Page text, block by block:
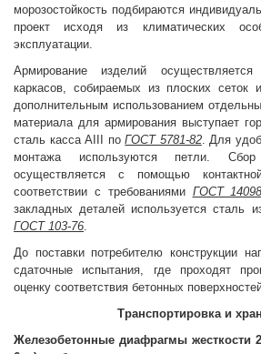
морозостойкость подбираются
проект исходя из климатических
эксплуатации.
Армирование изделий осуществляется
каркасов, собираемых из плоских сеток
дополнительным использованием
материала для армирования выступает
сталь касса AIII поГОСТ 5781-82. Для
монтажа используются петли.
осуществляется с помощью
соответствии с требованиями ГОСТ
закладных деталей используется сталь
ГОСТ 103-76.
До поставки потребителю конструкции
сдаточные испытания, где проходят
оценку соответствия бетонных
Транспортировка и
Железобетонные диафрагмы жесткости